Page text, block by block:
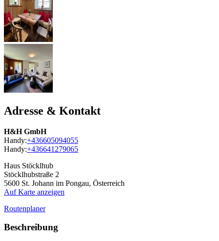
Adresse & Kontakt
H&H GmbH
Handy:+436605094055
Handy:+436641279065
Haus Stöcklhub
Stöcklhubstraße 2
5600 St. Johann im Pongau, Österreich
Auf Karte anzeigen
Routenplaner
Beschreibung